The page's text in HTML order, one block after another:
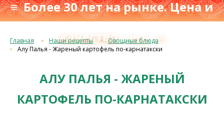
≡ Более 30 лет на рынке. Цена и
качествос 1993 г.≡
Главная Наши рецепты
Овощные блюда
Алу Палья - Жареный картофель по-карнатакски
АЛУ ПАЛЬЯ - ЖАРЕНЫЙ
КАРТОФЕЛЬ ПО-КАРНАТАКСКИ